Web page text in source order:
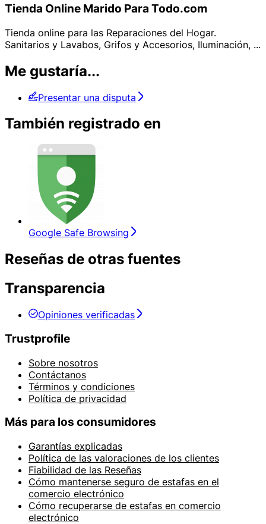
Tienda Online Marido Para Todo.com
Tienda online para las Reparaciones del Hogar.
Sanitarios y Lavabos, Grifos y Accesorios, Iluminación, ...
Me gustaría...
Presentar una disputa
También registrado en
Google Safe Browsing
Reseñas de otras fuentes
Transparencia
Opiniones verificadas
Trustprofile
Sobre nosotros
Contáctanos
Términos y condiciones
Política de privacidad
Más para los consumidores
Garantías explicadas
Política de las valoraciones de los clientes
Fiabilidad de las Reseñas
Cómo mantenerse seguro de estafas en el
comercio electrónico
Cómo recuperarse de estafas en comercio
electrónico